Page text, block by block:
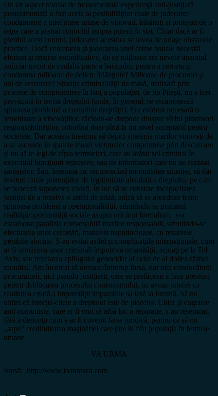
Un alt aspect revelat de monumentala experienţă anti-justiţiară
postcomunistă a fost acela al posibilităţilor reale de judecare/
condamnare a unei mase uriaşe de vinovaţi, înhăitaţi şi protejaţi de o
reţea care a păstrat controlul asupra puterii în stat. Chiar dacă ar fi
pierdut acest control, judecarea acestora se lovea de uriaşe obstacole
practice. Dacă cercetarea şi judecarea unei crime banale necesită
eforturi şi resurse semnificative, de ce mijloace are nevoie aparatul
judiciar trecut de cealaltă parte a baricadei, pentru a cerceta și
condamna milioane de delicte înlănţuite? Milioane de procurori şi
ani de cercetare? Situaţia criminalităţii de masă, realizată prin
procese de compromitere în lanţ a populaţiei, de tip Piteşti, nu a fost
prevăzută în teoria dreptului (unde, în general, se escamotează
spinoasa problemă a costurilor dreptăţii). Era evident necesară o
ierarhizare a vinovăţiilor, făcîndu-se dreptate dinspre vîrful piramidei
responsabilităţilor, coborînd doar pînă la un nivel acceptabil pentru
societate. Dar aceasta însemna să dejoci strategia marilor vinovaţi de
a se ascunde în spatele masei victimelor compromise prin descurcare
şi nu să te legi de cîţva temnicieri, care au arătat zel criminal în
exerciţiul funcţiunii represive, sau de informatori care nu au rezistat
şantajelor. Sau, însemna ca, recunoscînd enormitatea situaţiei, să dai
lovituri fatale pretenţiilor de legitimitate absolută a dreptului, pe care
se bazează supunerea civică. În loc să se constate incapacitatea
justiţiei de a rezolva o astfel de criză, adică să se abordeze franc
spinoasa problemă a operaţionalităţii, admiţîndu-se primatul
realităţii/oportunităţii sociale asupra oricărui formalism, s-a
escamotat paralizia convenabilă marilor responsabili, simulindu-se
efectuarea unor cercetări, manifest neputincioase, cu resursele
penibile alocate. S-au evitat astfel şi complicaţiile internaţionale, cum
ar fi urmărirea unor criminali împotriva umanităţii, aciuaţi pe la Tel
Aviv, sau revelarea epilogului genocidar al celui de al doilea război
mondial. Am încercat să demasc/întrerup farsa, dar nici conducătorii
procuraturii, nici pseudo-justiţiarii, care se prefăceau a face presiuni
pentru deblocarea procesului comunismului, nu aveau interes ca
realitatea crudă a impunităţii imparabile sa iasă la lumină. Să nu
uităm că funcţia-cheie a dreptului este de placebo. Chiar şi cugetele
anti-comuniste, care ar fi vrut să aibă loc o reparaţie, s-au resemnat,
fără a denunţa cum s-ar fi cuvenit farsa juridică, pentru ca să nu
„sape” credibilitatea maşinăriei care ţine în frîu populaţia în fermele
umane.
VA URMA
Sursă: http://www.ioanrosca.com